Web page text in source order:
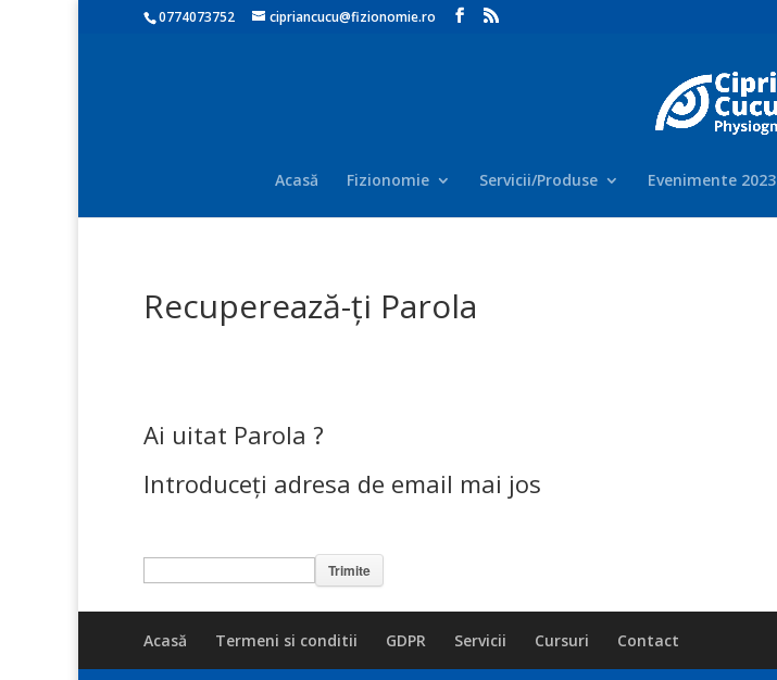
0774073752 cipriancucu@fizionomie.ro
Acasă Fizionomie Servicii/Produse Evenimente 2023
Recuperează-ți Parola
Ai uitat Parola ?
Introduceți adresa de email mai jos
Acasă Termeni si conditii GDPR Servicii Cursuri Contact